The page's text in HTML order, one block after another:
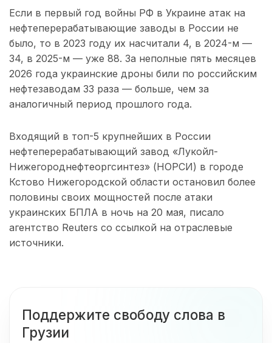
Если в первый год войны РФ в Украине атак на
нефтеперерабатывающие заводы в России не
было, то в 2023 году их насчитали 4, в 2024-м —
34, в 2025-м — уже 88. За неполные пять месяцев
2026 года украинские дроны били по российским
нефтезаводам 33 раза — больше, чем за
аналогичный период прошлого года.
Входящий в топ-5 крупнейших в России
нефтеперерабатывающий завод «Лукойл-
Нижегороднефтеоргсинтез» (НОРСИ) в городе
Кстово Нижегородской области остановил более
половины своих мощностей после атаки
украинских БПЛА в ночь на 20 мая, писало
агентство Reuters со ссылкой на отраслевые
источники.
Поддержите свободу слова в
Грузии